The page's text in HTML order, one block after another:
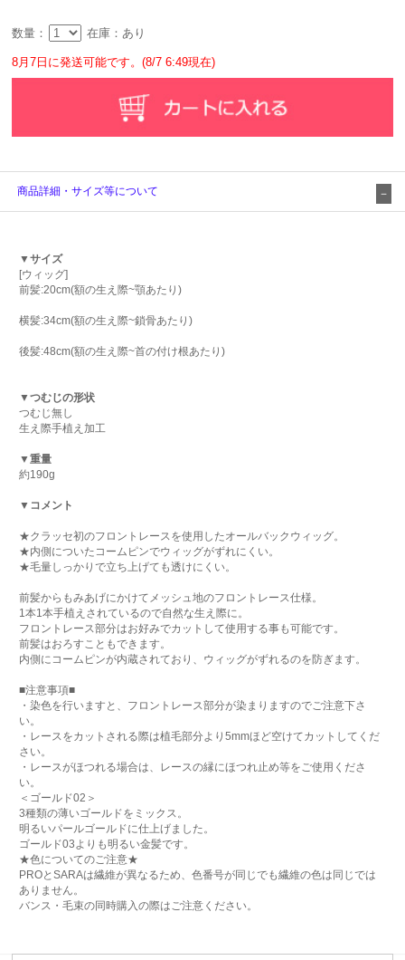
数量： 在庫：あり
8月7日に発送可能です。(8/7 6:49現在)
商品詳細・サイズ等について
▼サイズ
[ウィッグ]
前髪:20cm(額の生え際~顎あたり)
横髪:34cm(額の生え際~鎖骨あたり)
後髪:48cm(額の生え際~首の付け根あたり)
▼つむじの形状
つむじ無し
生え際手植え加工
▼重量
約190g
▼コメント
★クラッセ初のフロントレースを使用したオールバックウィッグ。
★内側についたコームピンでウィッグがずれにくい。
★毛量しっかりで立ち上げても透けにくい。
前髪からもみあげにかけてメッシュ地のフロントレース仕様。
1本1本手植えされているので自然な生え際に。
フロントレース部分はお好みでカットして使用する事も可能です。
前髪はおろすこともできます。
内側にコームピンが内蔵されており、ウィッグがずれるのを防ぎます。
■注意事項■
・染色を行いますと、フロントレース部分が染まりますのでご注意下さ
い。
・レースをカットされる際は植毛部分より5mmほど空けてカットしてくだ
さい。
・レースがほつれる場合は、レースの縁にほつれ止め等をご使用くださ
い。
＜ゴールド02＞
3種類の薄いゴールドをミックス。
明るいパールゴールドに仕上げました。
ゴールド03よりも明るい金髪です。
★色についてのご注意★
PROとSARAは繊維が異なるため、色番号が同じでも繊維の色は同じでは
ありません。
バンス・毛束の同時購入の際はご注意ください。